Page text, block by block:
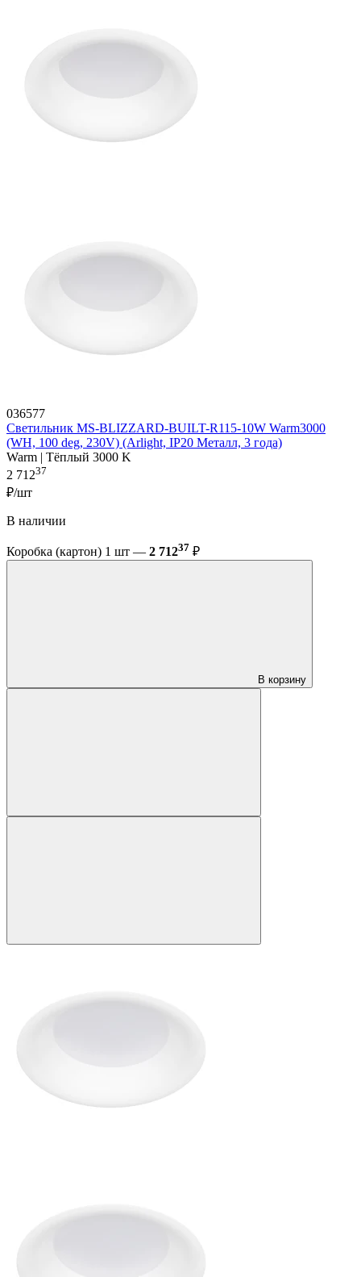
036577
Светильник MS-BLIZZARD-BUILT-R115-10W Warm3000
(WH, 100 deg, 230V) (Arlight, IP20 Металл, 3 года)
Warm | Тёплый 3000 K
2 71237
₽/шт
В наличии
Коробка (картон) 1 шт — 2 71237 ₽
В корзину